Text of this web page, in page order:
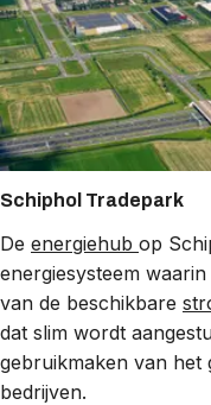
Schiphol Tradepark
De energiehub op
energiesysteem
van de beschikbare
dat slim wordt
gebruikmaken van het
bedrijven.